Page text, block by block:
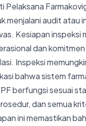
Pelaksana
menjalani audit atau
Kesiapan inspeksi
dan
Inspeksi
bahwa sistem
berfungsi sesuai
dan semua
ini memastikan